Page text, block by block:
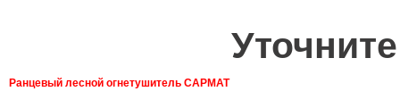
Ранцевый лесной огнетушитель САРМАТ